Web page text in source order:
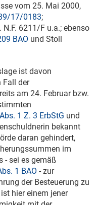
vom 25. Mai 2000,
17/0183;
N.F. 6211/F u.a.; ebenso
BAO und Stoll
ist davon
Fall der
am 24. Februar bzw.
1 Z. 3 ErbStG und
bekannt
daran gehindert,
im
- sei es gemäß
1 BAO - zur
der Besteuerung zu
hier einem jener